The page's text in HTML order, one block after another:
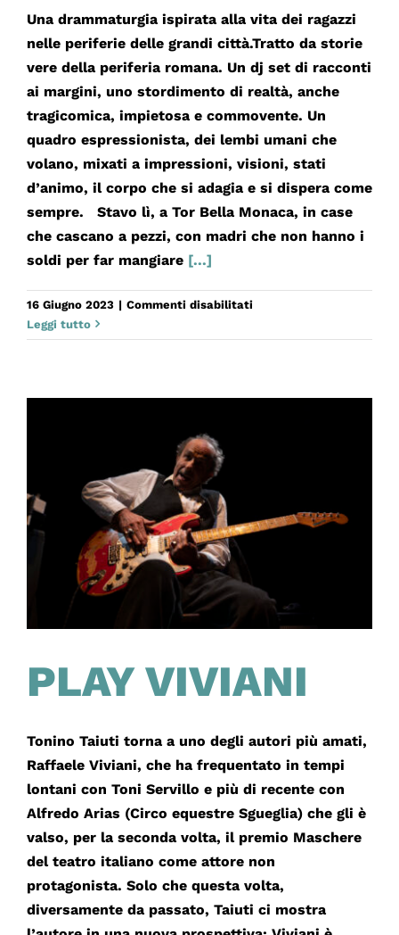
Una drammaturgia ispirata alla vita dei ragazzi
nelle periferie delle grandi città.Tratto da storie
vere della periferia romana. Un dj set di racconti
ai margini, uno stordimento di realtà, anche
tragicomica, impietosa e commovente. Un
quadro espressionista, dei lembi umani che
volano, mixati a impressioni, visioni, stati
d’animo, il corpo che si adagia e si dispera come
sempre. Stavo lì, a Tor Bella Monaca, in case
che cascano a pezzi, con madri che non hanno i
soldi per far mangiare [...]
16 Giugno 2023 | Commenti disabilitatisu
STELLE
Leggi tutto
PLAY VIVIANI
Tonino Taiuti torna a uno degli autori più amati,
Raffaele Viviani, che ha frequentato in tempi
lontani con Toni Servillo e più di recente con
Alfredo Arias (Circo equestre Sgueglia) che gli è
valso, per la seconda volta, il premio Maschere
del teatro italiano come attore non
protagonista. Solo che questa volta,
diversamente da passato, Taiuti ci mostra